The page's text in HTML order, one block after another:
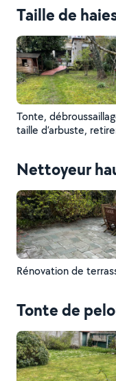
Taille de
Tonte,
taille d’arbuste,
Nettoyeur
Rénovation de
Tonte de